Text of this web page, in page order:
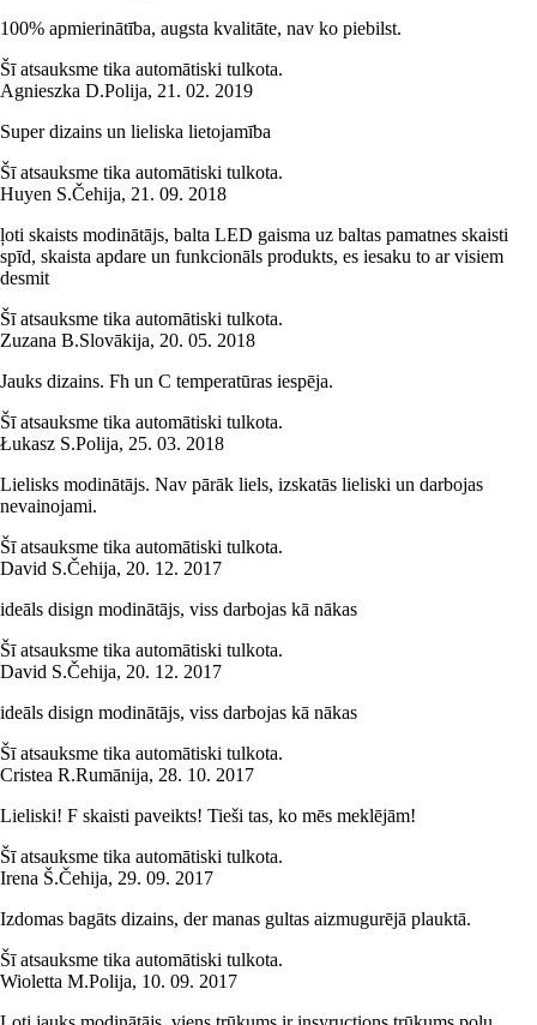
100% apmierinātība, augsta kvalitāte, nav ko piebilst.
Šī atsauksme tika automātiski tulkota.
Agnieszka D.Polija, 21. 02. 2019
Super dizains un lieliska lietojamība
Šī atsauksme tika automātiski tulkota.
Huyen S.Čehija, 21. 09. 2018
ļoti skaists modinātājs, balta LED gaisma uz baltas pamatnes skaisti
spīd, skaista apdare un funkcionāls produkts, es iesaku to ar visiem
desmit
Šī atsauksme tika automātiski tulkota.
Zuzana B.Slovākija, 20. 05. 2018
Jauks dizains. Fh un C temperatūras iespēja.
Šī atsauksme tika automātiski tulkota.
Łukasz S.Polija, 25. 03. 2018
Lielisks modinātājs. Nav pārāk liels, izskatās lieliski un darbojas
nevainojami.
Šī atsauksme tika automātiski tulkota.
David S.Čehija, 20. 12. 2017
ideāls disign modinātājs, viss darbojas kā nākas
Šī atsauksme tika automātiski tulkota.
David S.Čehija, 20. 12. 2017
ideāls disign modinātājs, viss darbojas kā nākas
Šī atsauksme tika automātiski tulkota.
Cristea R.Rumānija, 28. 10. 2017
Lieliski! F skaisti paveikts! Tieši tas, ko mēs meklējām!
Šī atsauksme tika automātiski tulkota.
Irena Š.Čehija, 29. 09. 2017
Izdomas bagāts dizains, der manas gultas aizmugurējā plauktā.
Šī atsauksme tika automātiski tulkota.
Wioletta M.Polija, 10. 09. 2017